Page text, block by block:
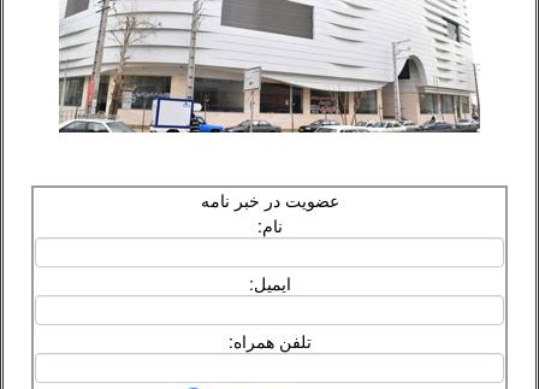
عضویت در خبر نامه
نام:
ایمیل:
تلفن همراه: